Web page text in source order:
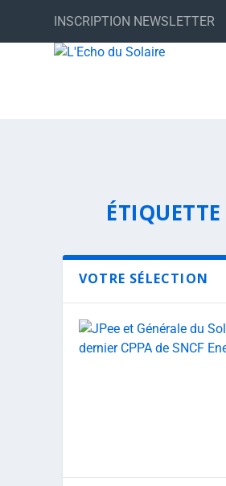
INSCRIPTION NEWSLETTER
ÉTIQUETTE
VOTRE SÉLECTION